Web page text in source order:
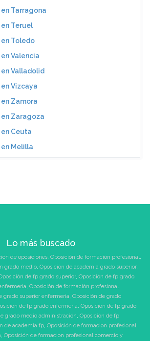
Tarragona
Teruel
Toledo
Valencia
Valladolid
Vizcaya
Zamora
Zaragoza
Ceuta
Melilla
Lo más buscado
de oposiciones, Oposición de formación profesional,
grado medio, Oposición de academia grado superior,
de fp grado superior, Oposición de fp grado
, Oposición de formación profesional
grado superior enfermeria, Oposición de grado
de fp grado enfermeria, Oposición de fp grado
grado medio administración, Oposición de fp
de academia fp, Oposición de formacion profesional
, Oposición de formacion profesional comercio y